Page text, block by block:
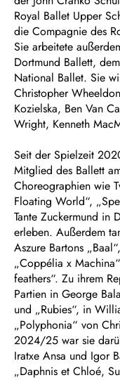
Royal Ballet Upper
die Compagnie des
Sie arbeitete
Dortmund Ballett,
National Ballet. Sie
Christopher
Kozielska, Ben Van
Wright, Kenneth
Seit der Spielzeit
Mitglied des Ballett
Choreographien wie
Floating World“,
Tante Zuckermund in
erleben. Außerdem
Aszure Bartons
„Coppélia x
feathers“. Zu ihrem
Partien in George
und „Rubies“, in
„Polyphonia“ von
2024/25 war sie
Iratxe Ansa und Igor
„Daphnis et Chloé,